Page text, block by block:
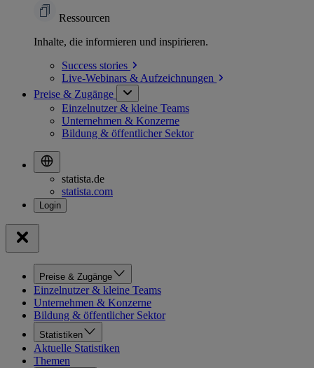
Ressourcen
Inhalte, die informieren und inspirieren.
Success stories
Live-Webinars & Aufzeichnungen
Preise & Zugänge
Einzelnutzer & kleine Teams
Unternehmen & Konzerne
Bildung & öffentlicher Sektor
statista.de
statista.com
Preise & Zugänge
Einzelnutzer & kleine Teams
Unternehmen & Konzerne
Bildung & öffentlicher Sektor
Statistiken
Aktuelle Statistiken
Themen